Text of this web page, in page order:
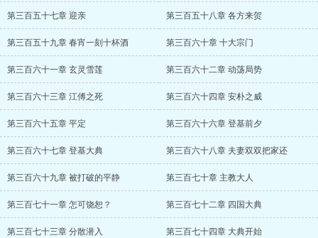
第三百五十七章 迎亲 第三百五十八章 各方来贺
第三百五十九章 春宵一刻十杯酒 第三百六十章 十大宗门
第三百六十一章 玄灵雪莲 第三百六十二章 动荡局势
第三百六十三章 江傅之死 第三百六十四章 安朴之威
第三百六十五章 平定 第三百六十六章 登基前夕
第三百六十七章 登基大典 第三百六十八章 夫妻双双把家还
第三百六十九章 被打破的平静 第三百七十章 主教大人
第三百七十一章 怎可饶恕？ 第三百七十二章 四国大典
第三百七十三章 分散潜入 第三百七十四章 大典开始